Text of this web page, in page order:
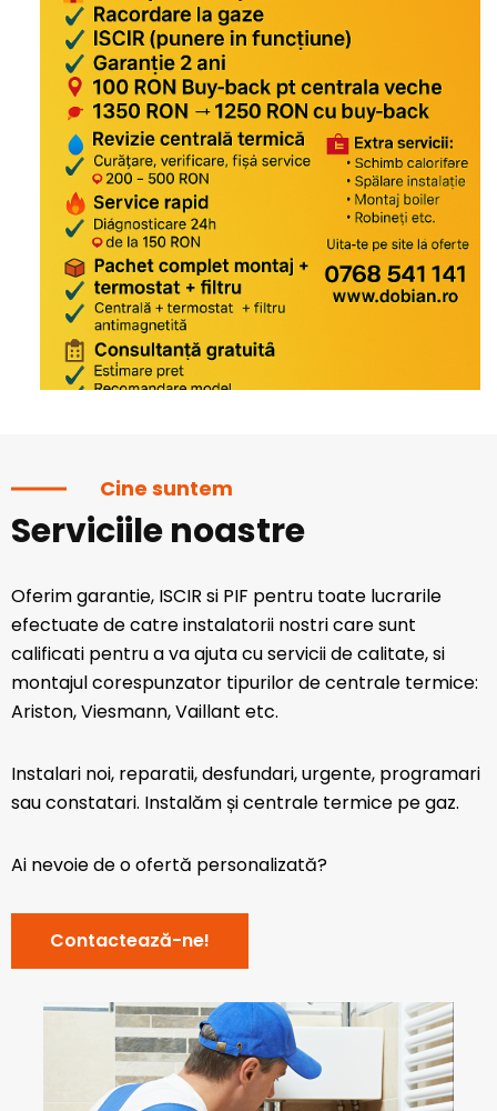
Cine suntem
Serviciile noastre
Oferim garantie, ISCIR si PIF pentru toate lucrarile
efectuate de catre instalatorii nostri care sunt
calificati pentru a va ajuta cu servicii de calitate, si
montajul corespunzator tipurilor de centrale termice:
Ariston, Viesmann, Vaillant etc.
Instalari noi, reparatii, desfundari, urgente, programari
sau constatari. Instalăm și centrale termice pe gaz.
Ai nevoie de o ofertă personalizată?
Contactează-ne!